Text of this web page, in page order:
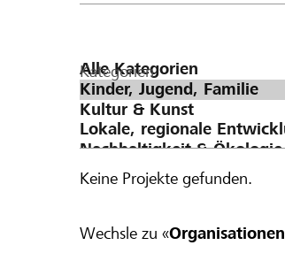
Kategorien
Keine Projekte gefunden.
Wechsle zu «Organisationen